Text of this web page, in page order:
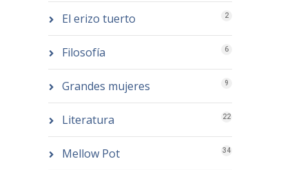
El erizo tuerto 2
Filosofía 6
Grandes mujeres 9
Literatura 22
Mellow Pot 34